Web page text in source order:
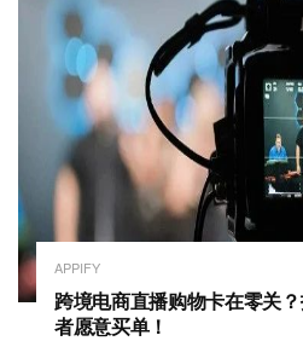
APPIFY
跨境电商直播购物卡在零关
者愿意买单！